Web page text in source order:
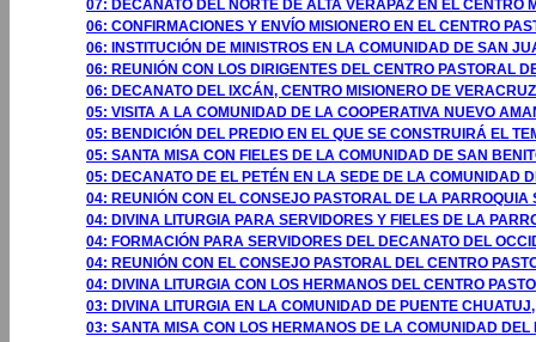
07: DECANATO DEL NORTE DE ALTA VERAPAZ EN EL CENTRO
06: CONFIRMACIONES Y ENVÍO MISIONERO EN EL CENTRO
06: INSTITUCIÓN DE MINISTROS EN LA COMUNIDAD DE SAN
06: REUNIÓN CON LOS DIRIGENTES DEL CENTRO PASTORAL
06: DECANATO DEL IXCÁN, CENTRO MISIONERO DE
05: VISITA A LA COMUNIDAD DE LA COOPERATIVA NUEVO
05: BENDICIÓN DEL PREDIO EN EL QUE SE CONSTRUIRÁ EL
05: SANTA MISA CON FIELES DE LA COMUNIDAD DE SAN
05: DECANATO DE EL PETÉN EN LA SEDE DE LA COMUNIDAD
04: REUNIÓN CON EL CONSEJO PASTORAL DE LA
04: DIVINA LITURGIA PARA SERVIDORES Y FIELES DE LA
04: FORMACIÓN PARA SERVIDORES DEL DECANATO DEL
04: REUNIÓN CON EL CONSEJO PASTORAL DEL CENTRO
04: DIVINA LITURGIA CON LOS HERMANOS DEL CENTRO
03: DIVINA LITURGIA EN LA COMUNIDAD DE PUENTE
03: SANTA MISA CON LOS HERMANOS DE LA COMUNIDAD